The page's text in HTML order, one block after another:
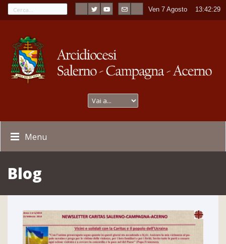
Ven 7 Agosto 13:42:30
Menu
Blog